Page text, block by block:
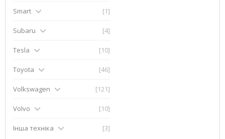
Smart [1]
Subaru [4]
Tesla [10]
Toyota [46]
Volkswagen [121]
Volvo [10]
Інша техніка [3]